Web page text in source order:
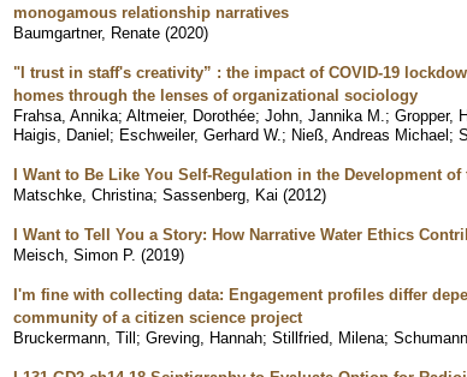
monogamous relationship narratives
Baumgartner, Renate (2020)
"I trust in staff's creativity” : the impact of COVID-19
homes through the lenses of organizational sociology
Frahsa, Annika; Altmeier, Dorothée; John, Jannika M. ; Gropper,
Haigis, Daniel; Eschweiler, Gerhard W. ; Nieß, Andreas Michael;
I Want to Be Like You Self-Regulation in the Development
Matschke, Christina; Sassenberg, Kai (2012)
I Want to Tell You a Story: How Narrative Water Ethics
Meisch, Simon P. (2019)
I'm fine with collecting data: Engagement profiles differ
community of a citizen science project
Bruckermann, Till; Greving, Hannah; Stillfried, Milena;